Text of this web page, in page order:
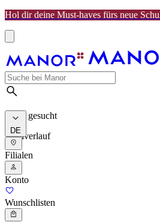
Hol dir deine Must-haves fürs neue
Meist gesucht
Suchverlauf
DE
Filialen
Konto
Wunschlisten